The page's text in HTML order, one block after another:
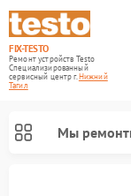
FIX-TESTO
Ремонт устройств Testo
Специализированный
cервисный центр г.Нижний
Тагил
Мы